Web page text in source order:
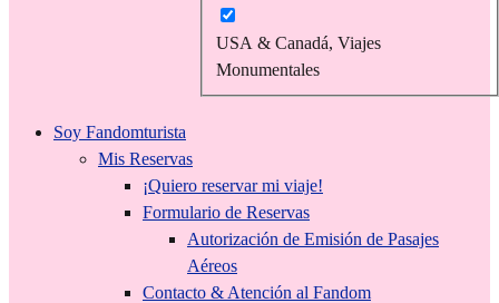
USA & Canadá, Viajes
Monumentales
Soy Fandomturista
Mis Reservas
¡Quiero reservar mi viaje!
Formulario de Reservas
Autorización de Emisión de Pasajes
Aéreos
Contacto & Atención al Fandom